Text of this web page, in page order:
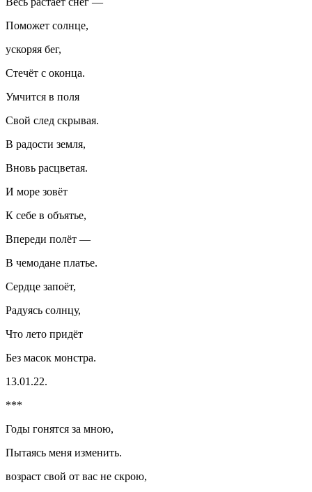
Поможет солнце,
ускоряя бег,
Стечёт с оконца.
Умчится в поля
Свой след скрывая.
В радости земля,
Вновь расцветая.
И море зовёт
К себе в объятье,
Впереди полёт —
В чемодане платье.
Сердце запоёт,
Радуясь солнцу,
Что лето придёт
Без масок монстра.
13.01.22.
***
Годы гонятся за мною,
Пытаясь меня изменить.
возраст свой от вас не скрою,